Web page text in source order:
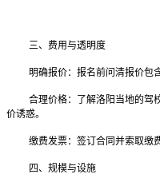
三、费用与透明度
明确报价：报名前问清报价包
合理价格： 了解洛阳当地的驾
价诱惑。
缴费发票：签订合同并索取缴
四、规模与设施